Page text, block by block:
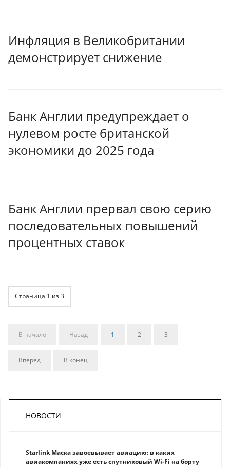
Инфляция в Великобритании
демонстрирует снижение
Банк Англии предупреждает о
нулевом росте британской
экономики до 2025 года
Банк Англии прервал свою серию
последовательных повышений
процентных ставок
Страница 1 из 3
В начало Назад 1 2 3
Вперед В конец
НОВОСТИ
Starlink Маска завоевывает авиацию: в каких
авиакомпаниях уже есть спутниковый Wi-Fi на борту